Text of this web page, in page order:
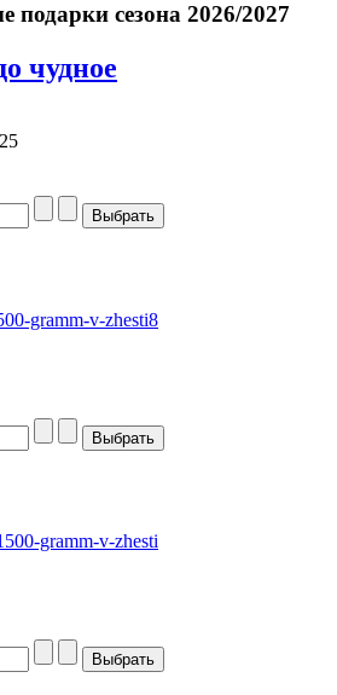
сезона 2026/2027
чудное